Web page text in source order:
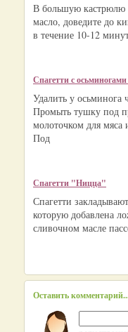
В большую кастрюлю
масло, доведите до
в течение 10-12
Спагетти с
Удалить у осьминога
Промыть тушку под
молоточком для мяса
Под
Спагетти "Ницца"
Спагетти
которую добавлена
сливочном масле
Оставить